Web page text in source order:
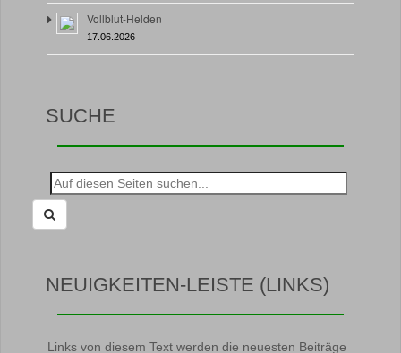
Vollblut-Helden
17.06.2026
SUCHE
Suche
nach:
NEUIGKEITEN-LEISTE (LINKS)
Links von diesem Text werden die neuesten Beiträge